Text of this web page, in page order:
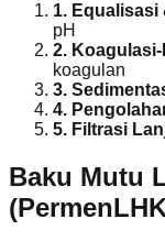
1. Equalisasi
pH
2.
koagulan
3.
4.
5. Filtrasi
Baku Mutu